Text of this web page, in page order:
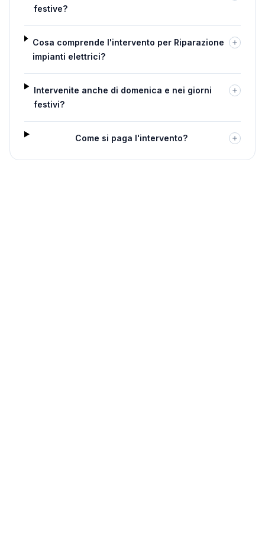
festive?
Cosa comprende l'intervento per Riparazione
impianti elettrici?
Intervenite anche di domenica e nei giorni
festivi?
Come si paga l'intervento?